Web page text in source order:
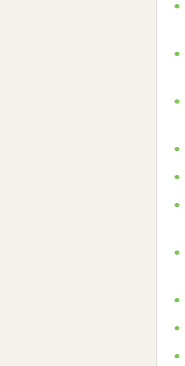
•
•
•
•
•
•
•
•
•
•